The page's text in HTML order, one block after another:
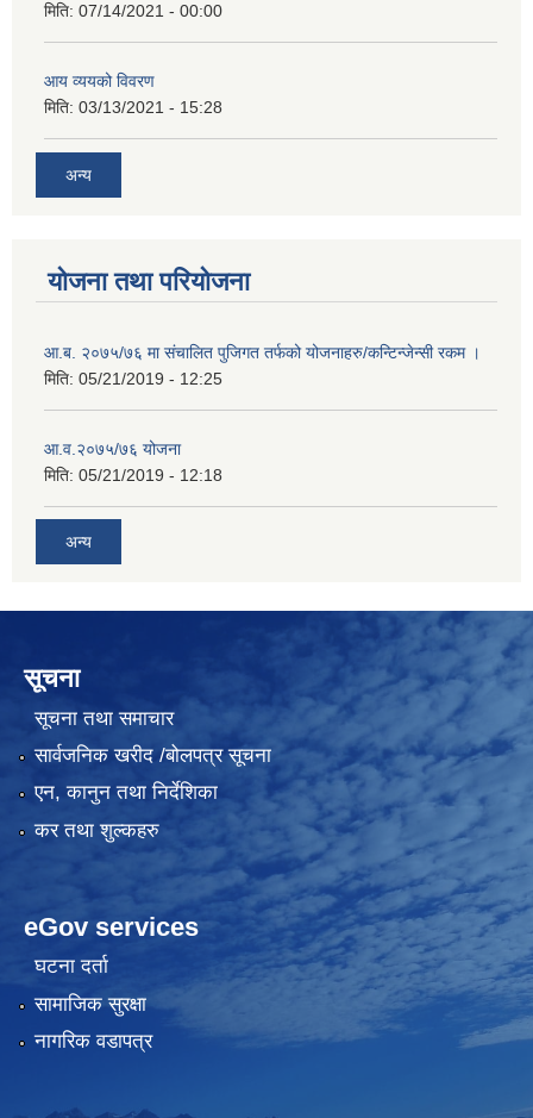
मिति: 07/14/2021 - 00:00
आय व्ययको विवरण
मिति: 03/13/2021 - 15:28
अन्य
योजना तथा परियोजना
आ.ब. २०७५/७६ मा संचालित पुजिगत तर्फको योजनाहरु/कन्टिन्जेन्सी रकम ।
मिति: 05/21/2019 - 12:25
आ.व.२०७५/७६ योजना
मिति: 05/21/2019 - 12:18
अन्य
सूचना
सूचना तथा समाचार
सार्वजनिक खरीद /बोलपत्र सूचना
एन, कानुन तथा निर्देशिका
कर तथा शुल्कहरु
eGov services
घटना दर्ता
सामाजिक सुरक्षा
नागरिक वडापत्र